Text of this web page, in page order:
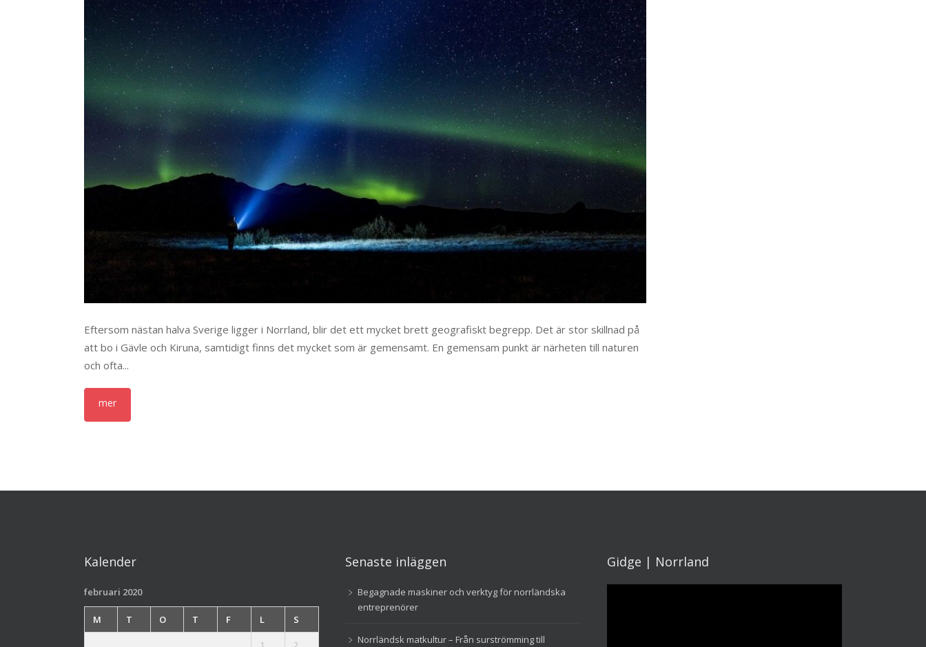
Eftersom nästan halva Sverige ligger i Norrland, blir det ett mycket brett geografiskt begrepp. Det är stor skillnad på
att bo i Gävle och Kiruna, samtidigt finns det mycket som är gemensamt. En gemensam punkt är närheten till naturen
och ofta...
Kalender
februari 2020
M T O T F L S
Senaste inläggen
Begagnade maskiner och verktyg för norrländska
entreprenörer
Norrländsk matkultur – Från surströmming till
Gidge | Norrland